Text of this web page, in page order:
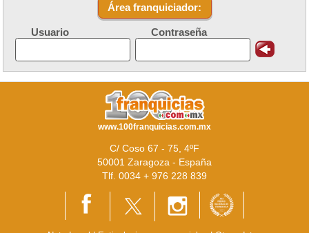
Área franquiciador:
Usuario Contraseña
www.100franquicias.com.mx
C/ Coso 67 - 75, 4ºF
50001 Zaragoza - España
Tlf. 0034 + 976 228 839